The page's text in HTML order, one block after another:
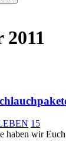
15
haben wir